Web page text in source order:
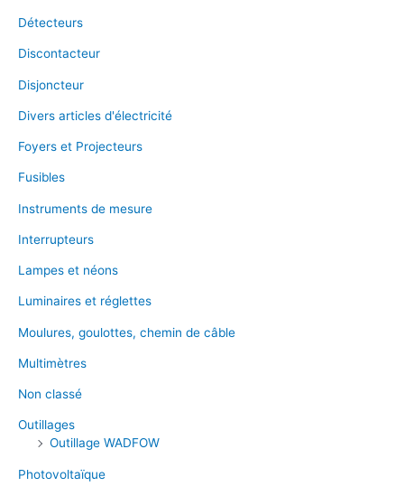
Détecteurs
Discontacteur
Disjoncteur
Divers articles d'électricité
Foyers et Projecteurs
Fusibles
Instruments de mesure
Interrupteurs
Lampes et néons
Luminaires et réglettes
Moulures, goulottes, chemin de câble
Multimètres
Non classé
Outillages
Outillage WADFOW
Photovoltaïque